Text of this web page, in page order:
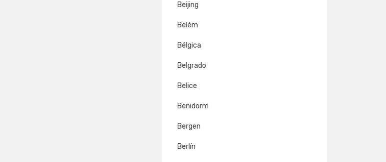
Beijing
Belém
Bélgica
Belgrado
Belice
Benidorm
Bergen
Berlín